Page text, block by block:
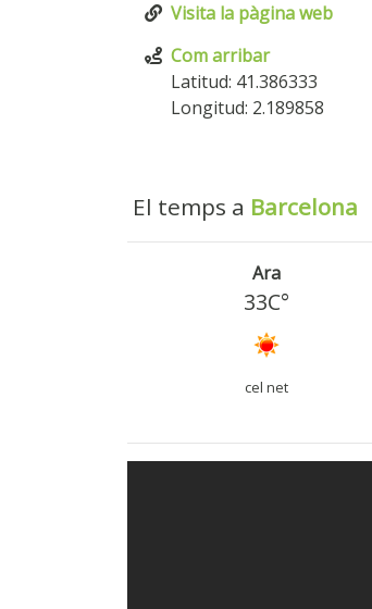
Visita la pàgina web
Com arribar
Latitud: 41.386333
Longitud: 2.189858
El temps a Barcelona
Ara
33C°
cel net